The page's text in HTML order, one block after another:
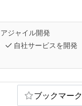
アジャイル開発
自社サービスを開発
ブックマーク